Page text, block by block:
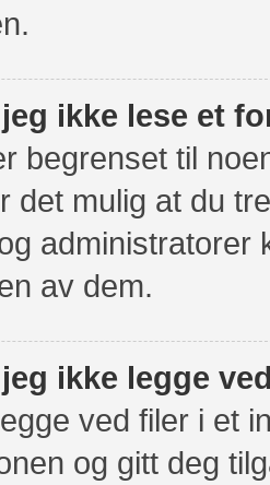
ikke lese et
begrenset til
det mulig at du
administratorer
av dem.
ikke legge
ved filer i et
og gitt deg